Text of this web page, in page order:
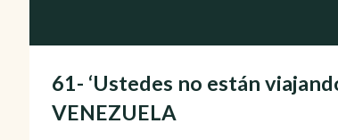
61- ‘Ustedes no están
VENEZUELA